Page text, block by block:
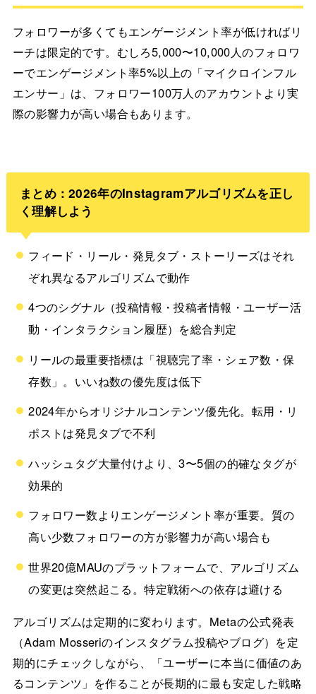
フォロワーが多くてもエンゲージメント率が低ければリ
ーチは限定的です。むしろ5,000〜10,000人のフォロワ
ーでエンゲージメント率5%以上の「マイクロインフル
エンサー」は、フォロワー100万人のアカウントより実
際の影響力が高い場合もあります。
まとめ：2026年のInstagramアルゴリズムを正し
く理解しよう
フィード・リール・発見タブ・ストーリーズはそれ
ぞれ異なるアルゴリズムで動作
4つのシグナル（投稿情報・投稿者情報・ユーザー活
動・インタラクション履歴）を総合判定
リールの最重要指標は「視聴完了率・シェア数・保
存数」。いいね数の優先度は低下
2024年からオリジナルコンテンツ優先化。転用・リ
ポストは発見タブで不利
ハッシュタグ大量付けより、3〜5個の的確なタグが
効果的
フォロワー数よりエンゲージメント率が重要。質の
高い少数フォロワーの方が影響力が高い場合も
世界20億MAUのプラットフォームで、アルゴリズム
の変更は突然起こる。特定戦術への依存は避ける
アルゴリズムは定期的に変わります。Metaの公式発表
（Adam Mosseriのインスタグラム投稿やブログ）を定
期的にチェックしながら、「ユーザーに本当に価値のあ
るコンテンツ」を作ることが長期的に最も安定した戦略